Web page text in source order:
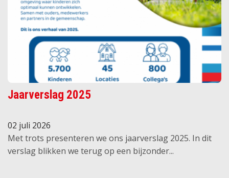
Jaarverslag 2025
02 juli 2026
Met trots presenteren we ons jaarverslag 2025. In dit
verslag blikken we terug op een bijzonder...